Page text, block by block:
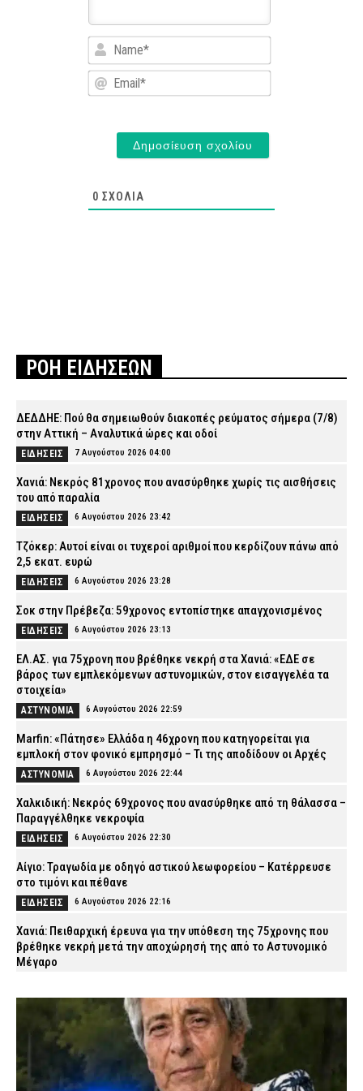
Name*
Email*
0 ΣΧΌΛΙΑ
ΡΟΗ ΕΙΔΗΣΕΩΝ
ΔΕΔΔΗΕ: Πού θα σημειωθούν διακοπές ρεύματος σήμερα (7/8)
στην Αττική – Αναλυτικά ώρες και οδοί
ΕΙΔΗΣΕΙΣ 7 Αυγούστου 2026 04:00
Χανιά: Νεκρός 81χρονος που ανασύρθηκε χωρίς τις αισθήσεις
του από παραλία
ΕΙΔΗΣΕΙΣ 6 Αυγούστου 2026 23:42
Τζόκερ: Αυτοί είναι οι τυχεροί αριθμοί που κερδίζουν πάνω από
2,5 εκατ. ευρώ
ΕΙΔΗΣΕΙΣ 6 Αυγούστου 2026 23:28
Σοκ στην Πρέβεζα: 59χρονος εντοπίστηκε απαγχονισμένος
ΕΙΔΗΣΕΙΣ 6 Αυγούστου 2026 23:13
ΕΛ.ΑΣ. για 75χρονη που βρέθηκε νεκρή στα Χανιά: «ΕΔΕ σε
βάρος των εμπλεκόμενων αστυνομικών, στον εισαγγελέα τα
στοιχεία»
ΑΣΤΥΝΟΜΙΑ 6 Αυγούστου 2026 22:59
Marfin: «Πάτησε» Ελλάδα η 46χρονη που κατηγορείται για
εμπλοκή στον φονικό εμπρησμό – Τι της αποδίδουν οι Αρχές
ΑΣΤΥΝΟΜΙΑ 6 Αυγούστου 2026 22:44
Χαλκιδική: Νεκρός 69χρονος που ανασύρθηκε από τη θάλασσα –
Παραγγέλθηκε νεκροψία
ΕΙΔΗΣΕΙΣ 6 Αυγούστου 2026 22:30
Αίγιο: Τραγωδία με οδηγό αστικού λεωφορείου – Κατέρρευσε
στο τιμόνι και πέθανε
ΕΙΔΗΣΕΙΣ 6 Αυγούστου 2026 22:16
Χανιά: Πειθαρχική έρευνα για την υπόθεση της 75χρονης που
βρέθηκε νεκρή μετά την αποχώρησή της από το Αστυνομικό
Μέγαρο
Εύβοια: Νεκρός ο 35χρονος που πάλευε για τη ζωή του μετά το
τροχαίο με αγριογούρουνο
ΕΙΔΗΣΕΙΣ 6 Αυγούστου 2026 21:47
Άρτα: Συνελήφθησαν δύο στελέχη του ΔΕΔΔΗΕ μετά την έκρηξη